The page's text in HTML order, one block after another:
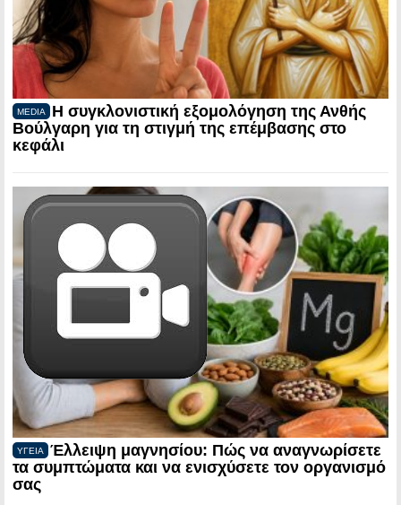
MEDIA
Η συγκλονιστική εξομολόγηση της Ανθής
Βούλγαρη για τη στιγμή της επέμβασης στο
κεφάλι
ΥΓΕΙΑ
Έλλειψη μαγνησίου: Πώς να αναγνωρίσετε
τα συμπτώματα και να ενισχύσετε τον οργανισμό
σας